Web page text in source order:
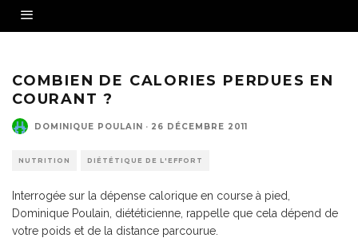
COMBIEN DE CALORIES PERDUES EN
COURANT ?
DOMINIQUE POULAIN · 26 DÉCEMBRE 2011
NUTRITION DIÉTÉTIQUE DE L'EFFORT
Interrogée sur la dépense calorique en course à pied,
Dominique Poulain, diététicienne, rappelle que cela dépend de
votre poids et de la distance parcourue.